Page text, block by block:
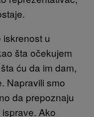
u
šta očekujem
ću da im dam,
Napravili smo
da prepoznaju
Ako